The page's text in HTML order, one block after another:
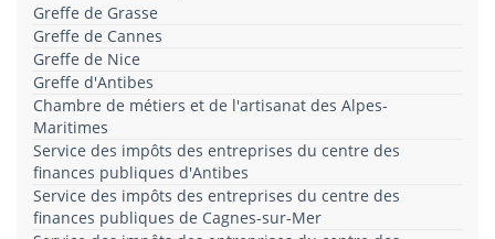
Greffe de Grasse
Greffe de Cannes
Greffe de Nice
Greffe d'Antibes
Chambre de métiers et de l'artisanat des Alpes-
Maritimes
Service des impôts des entreprises du centre des
finances publiques d'Antibes
Service des impôts des entreprises du centre des
finances publiques de Cagnes-sur-Mer